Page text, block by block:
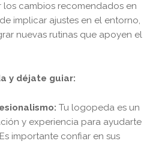
los cambios recomendados en
implicar ajustes en el entorno,
nuevas rutinas que apoyen el
y déjate guiar:
Tu logopeda es un
y experiencia para ayudarte
importante confiar en sus